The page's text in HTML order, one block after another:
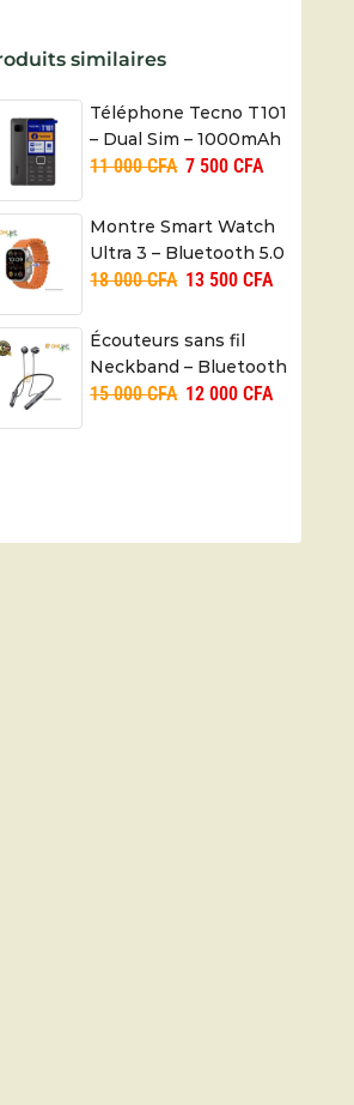
similaires
Téléphone Tecno T101
– Dual Sim – 1000mAh
– Radio FM – 01 mois
11 000CFA 7 500CFA
Montre Smart Watch
Ultra 3 – Bluetooth 5.0
18 000CFA 13 500CFA
Écouteurs sans fil
Neckband – Bluetooth
5.0
15 000CFA 12 000CFA